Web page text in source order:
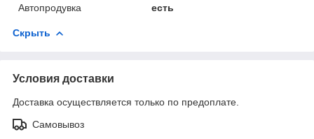
Автопродувка есть
Скрыть
Условия доставки
Доставка осуществляется только по предоплате.
Самовывоз